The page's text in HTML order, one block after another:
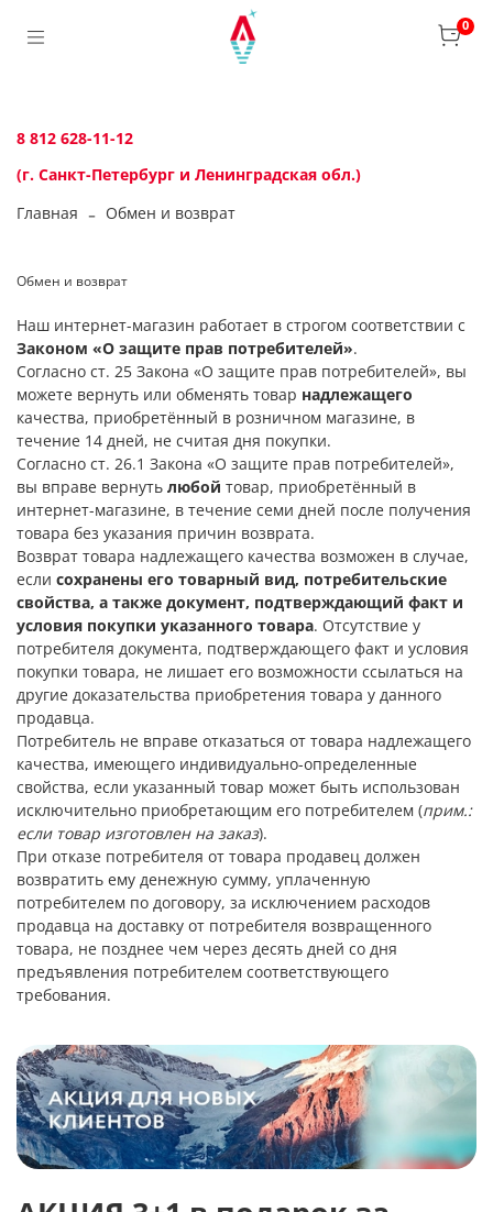
0
Главная Обмен и возврат
Обмен и возврат
Наш интернет-магазин работает в строгом соответствии с
Законом «О защите прав потребителей».
Согласно ст. 25 Закона «О защите прав потребителей», вы
можете вернуть или обменять товар надлежащего
качества, приобретённый в розничном магазине, в
течение 14 дней, не считая дня покупки.
Согласно ст. 26.1 Закона «О защите прав потребителей»,
вы вправе вернуть любой товар, приобретённый в
интернет-магазине, в течение семи дней после получения
товара без указания причин возврата.
Возврат товара надлежащего качества возможен в случае,
если сохранены его товарный вид, потребительские
свойства, а также документ, подтверждающий факт и
условия покупки указанного товара. Отсутствие у
потребителя документа, подтверждающего факт и условия
покупки товара, не лишает его возможности ссылаться на
другие доказательства приобретения товара у данного
продавца.
Потребитель не вправе отказаться от товара надлежащего
качества, имеющего индивидуально-определенные
свойства, если указанный товар может быть использован
исключительно приобретающим его потребителем (прим.:
если товар изготовлен на заказ).
При отказе потребителя от товара продавец должен
возвратить ему денежную сумму, уплаченную
потребителем по договору, за исключением расходов
продавца на доставку от потребителя возвращенного
товара, не позднее чем через десять дней со дня
предъявления потребителем соответствующего
требования.
8 812 628-11-12
(г. Санкт-Петербург и Ленинградская обл.)